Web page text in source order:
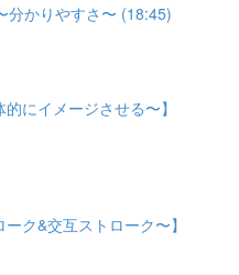
分かりやすさ〜 (18:45)
にイメージさせる〜】
ク&交互ストローク〜】